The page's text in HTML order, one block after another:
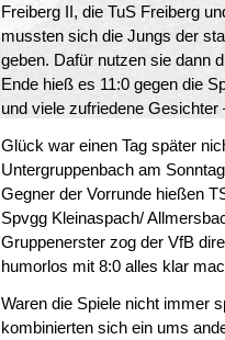
Freiberg II, die TuS Freiberg
mussten sich die Jungs der
geben. Dafür nutzen sie dann
Ende hieß es 11:0 gegen die
und viele zufriedene
Glück war einen Tag später
Untergruppenbach am
Gegner der Vorrunde hießen
Spvgg Kleinaspach/
Gruppenerster zog der VfB
humorlos mit 8:0 alles klar
Waren die Spiele nicht immer
kombinierten sich ein ums